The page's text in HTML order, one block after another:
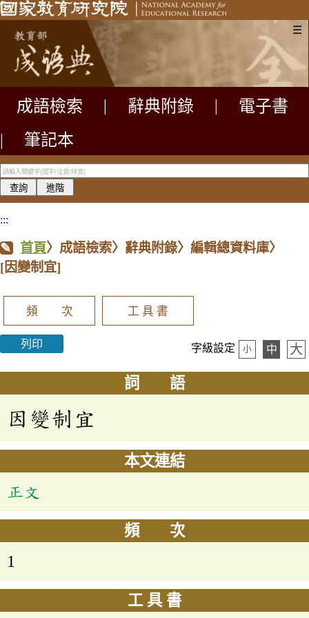
☰
成語檢索 辭典附錄
電子書
|
筆記本
:::
首頁〉成語檢索〉辭典附錄〉編輯總資料庫〉
[因變制宜]
頻 次 工 具 書
列印 字級設定 小 中 大
詞 語
因變制宜
本文連結
正文
頻 次
1
工 具 書